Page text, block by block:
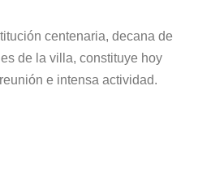
centenaria, decana de
de la villa, constituye hoy
e intensa actividad.